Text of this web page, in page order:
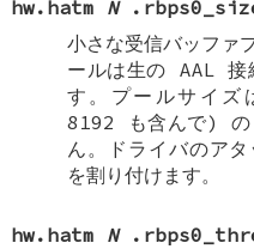
hw.hatm N
小さな受信バッファ
ールは生の AAL 接
す。プールサイ
8192 も含んで) の
ん。ドライバのア
を割り付けます。
hw.hatm N